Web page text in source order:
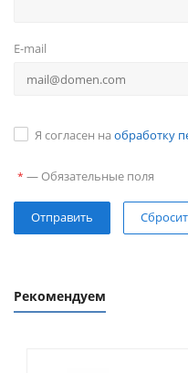
E-mail
Я согласен на обработку
* — Обязательные поля
Рекомендуем